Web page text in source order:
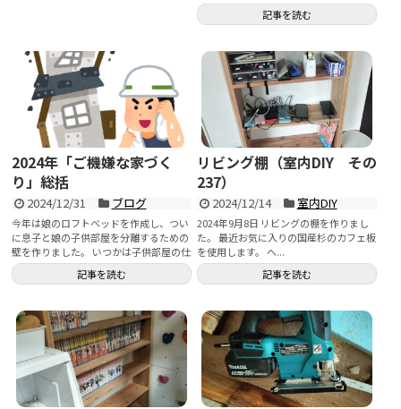
記事を読む
2024年「ご機嫌な家づく
り」総括
2024/12/31 ブログ
今年は娘のロフトベッドを作成し、つい
に息子と娘の子供部屋を分離するための
壁を作りました。 いつかは子供部屋の仕
切り壁を作ろうな...
記事を読む
リビング棚（室内DIY その
237）
2024/12/14 室内DIY
2024年9月8日 リビングの棚を作りまし
た。 最近お気に入りの国産杉のカフェ板
を使用します。 へ...
記事を読む